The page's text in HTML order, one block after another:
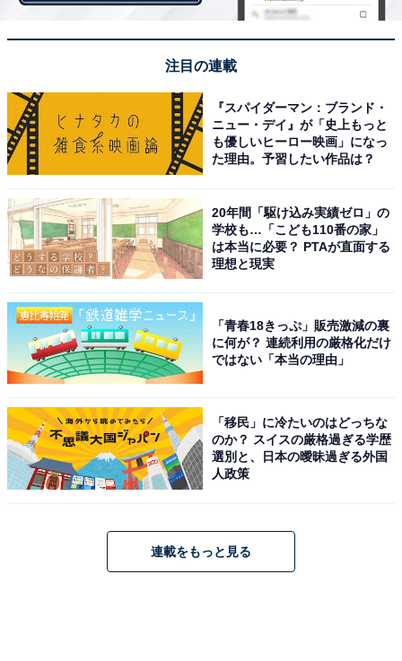
「女性が乗っていたら似合う」と思うマツダの
車ランキング！ 2位「CAROL」、1位は？
1 2
注目の連載
『スパイダーマン：ブランド・
ニュー・デイ』が「史上もっと
も優しいヒーロー映画」になっ
た理由。予習したい作品は？
20年間「駆け込み実績ゼロ」の
学校も…「こども110番の家」
は本当に必要？ PTAが直面する
理想と現実
「青春18きっぷ」販売激減の裏
に何が？ 連続利用の厳格化だけ
ではない「本当の理由」
「移民」に冷たいのはどっちな
のか？ スイスの厳格過ぎる学歴
選別と、日本の曖昧過ぎる外国
人政策
連載をもっと見る